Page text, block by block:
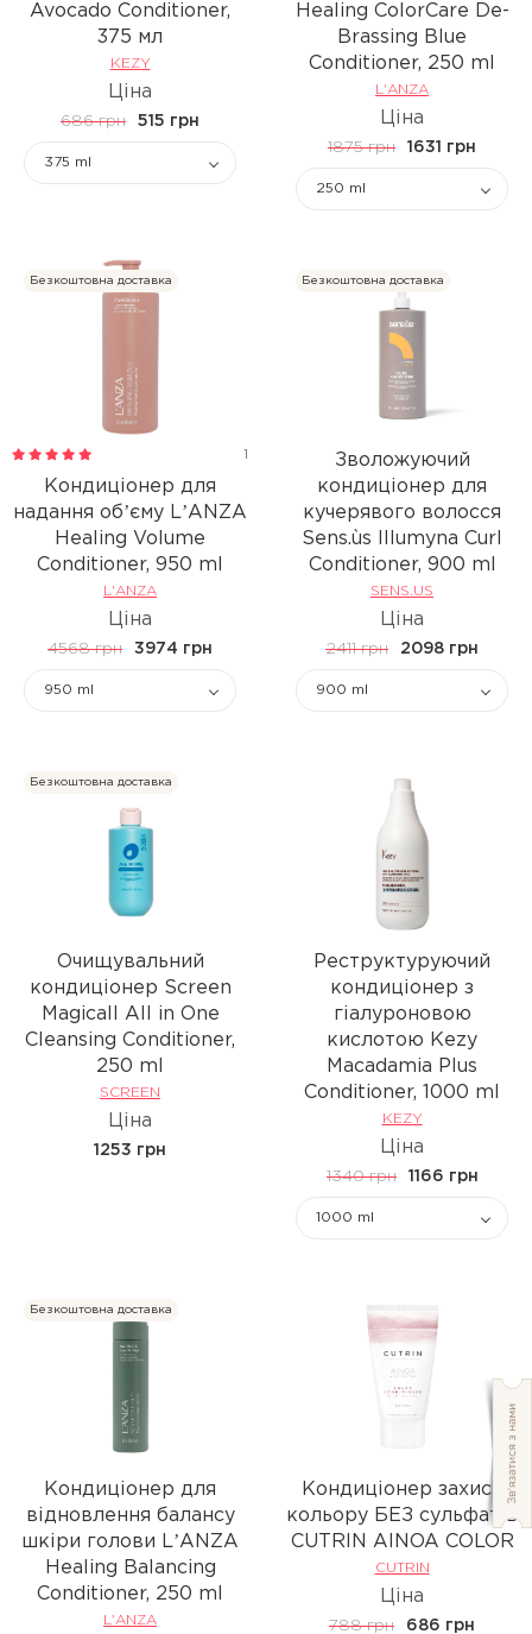
Avocado Conditioner,
375 мл
KEZY
Ціна
686 грн 515 грн
375 ml
Healing ColorCare De-
Brassing Blue
Conditioner, 250 ml
L'ANZA
Ціна
1875 грн 1631 грн
250 ml
Безкоштовна доставка
1
Кондиціонер для
надання обʼєму LʼANZA
Healing Volume
Conditioner, 950 ml
L'ANZA
Ціна
4568 грн 3974 грн
950 ml
Безкоштовна доставка
Зволожуючий
кондиціонер для
кучерявого волосся
Sens.ùs Illumyna Curl
Conditioner, 900 ml
SENS.US
Ціна
2411 грн 2098 грн
900 ml
Безкоштовна доставка
Очищувальний
кондиціонер Screen
Magicall All in One
Cleansing Conditioner,
250 ml
SCREEN
Ціна
1253 грн
Реструктуруючий
кондиціонер з
гіалуроновою
кислотою Kezy
Macadamia Plus
Conditioner, 1000 ml
KEZY
Ціна
1340 грн 1166 грн
1000 ml
Безкоштовна доставка
Кондиціонер для
відновлення балансу
шкіри голови LʼANZA
Healing Balancing
Conditioner, 250 ml
L'ANZA
Кондиціонер захист
кольору БЕЗ сульфатів
CUTRIN AINOA COLOR
CUTRIN
Ціна
788 грн 686 грн